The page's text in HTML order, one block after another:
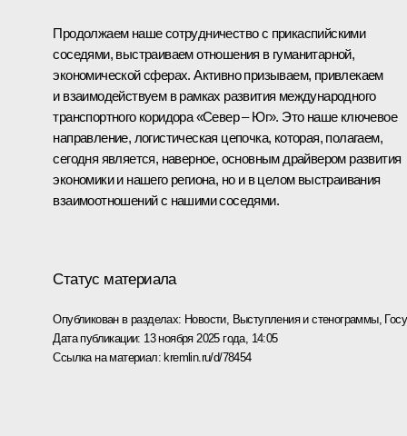
Продолжаем наше сотрудничество с прикаспийскими
соседями, выстраиваем отношения в гуманитарной,
экономической сферах. Активно призываем, привлекаем
и взаимодействуем в рамках развития международного
транспортного коридора «Север – Юг». Это наше ключевое
направление, логистическая цепочка, которая, полагаем,
сегодня является, наверное, основным драйвером развития
экономики и нашего региона, но и в целом выстраивания
взаимоотношений с нашими соседями.
Статус материала
Опубликован в разделах: Новости, Выступления и стенограммы,
Дата публикации: 13 ноября 2025 года, 14:05
Ссылка на материал: kremlin.ru/d/78454